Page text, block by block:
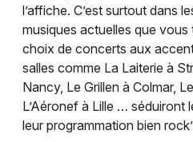
l’affiche. C’est surtout dans
musiques actuelles que
choix de concerts aux
salles comme La Laiterie à
Nancy, Le Grillen à Colmar,
L’Aéronef à Lille … séduiront
leur programmation bien